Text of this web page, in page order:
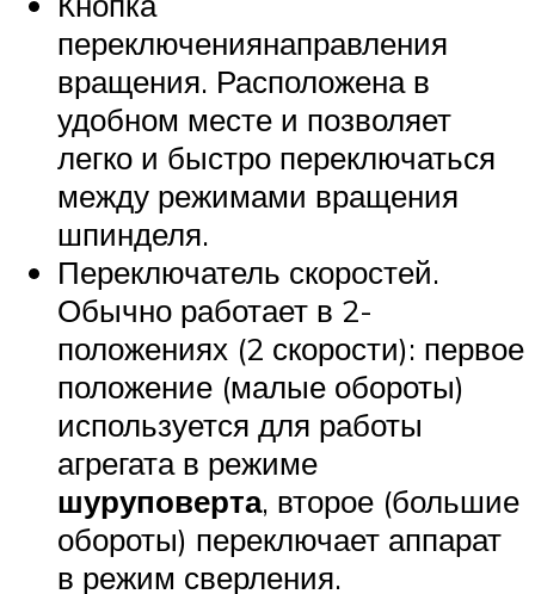
переключениянаправления
вращения. Расположена в
удобном месте и позволяет
легко и быстро переключаться
между режимами вращения
шпинделя.
Переключатель скоростей.
Обычно работает в 2-
положениях (2 скорости): первое
положение (малые обороты)
используется для работы
агрегата в режиме
шуруповерта, второе (большие
обороты) переключает аппарат
в режим сверления.